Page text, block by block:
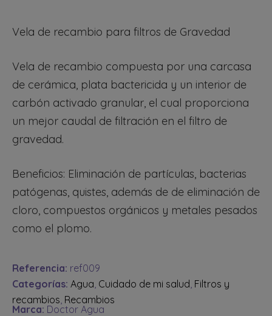
Vela de recambio para filtros de Gravedad
Vela de recambio compuesta por una carcasa
de cerámica, plata bactericida y un interior de
carbón activado granular, el cual proporciona
un mejor caudal de filtración en el filtro de
gravedad.
Beneficios: Eliminación de partículas, bacterias
patógenas, quistes, además de de eliminación de
cloro, compuestos orgánicos y metales pesados
como el plomo.
Referencia: ref009
Categorías: Agua, Cuidado de mi salud, Filtros y
recambios, Recambios
Marca: Doctor Agua